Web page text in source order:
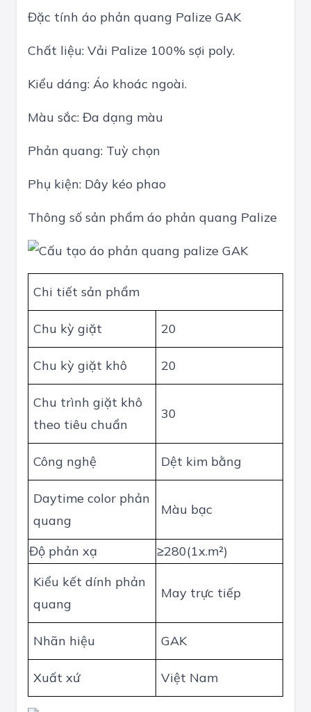
Đặc tính áo phản quang Palize GAK
Chất liệu: Vải Palize 100% sợi poly.
Kiểu dáng: Áo khoác ngoài.
Màu sắc: Đa dạng màu
Phản quang: Tuỳ chọn
Phụ kiện: Dây kéo phao
Thông số sản phẩm áo phản quang Palize
Chi tiết sản phẩm
Chu kỳ giặt 20
Chu kỳ giặt khô 20
Chu trình giặt khô
theo tiêu chuẩn
30
Công nghệ Dệt kim bằng
Daytime color phản
quang
Màu bạc
Độ phản xạ
≥280(1x.m²)
Kiểu kết dính phản
quang
May trực tiếp
Nhãn hiệu GAK
Xuất xứ Việt Nam